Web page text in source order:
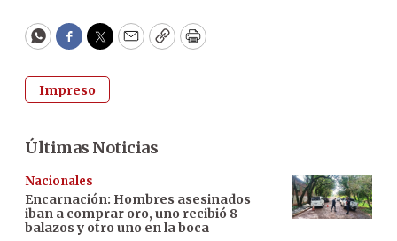
WhatsApp
Facebook
Twitter
EmailCopyPrint
Impreso
Últimas Noticias
Nacionales
Encarnación: Hombres asesinados
iban a comprar oro, uno recibió 8
balazos y otro uno en la boca